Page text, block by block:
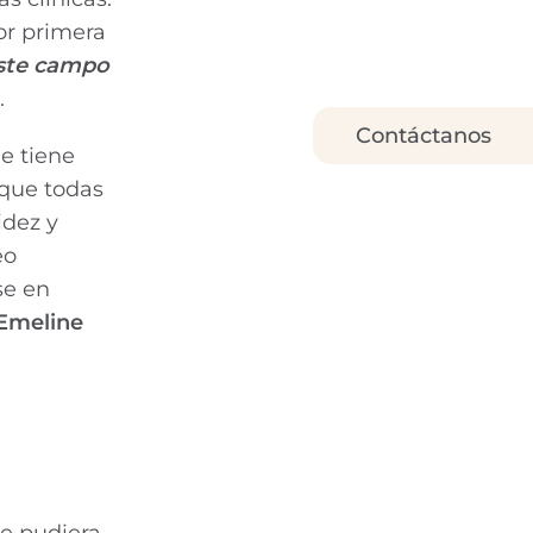
primera
campo
tiene
todas
y
en
Contáctanos